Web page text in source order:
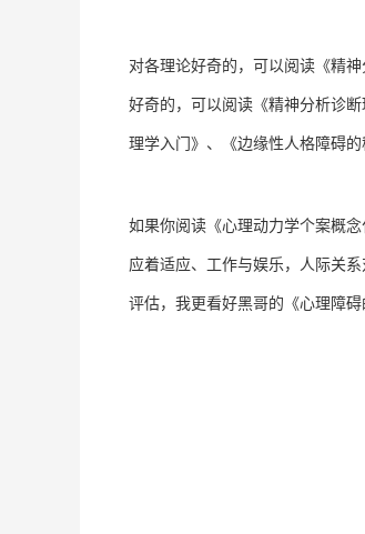
对各理论好奇的，可以阅读《精
好奇的，可以阅读《精神分析诊
理学入门》、《边缘性人格障碍的
如果你阅读《心理动力学个案概
应着适应、工作与娱乐，人际关
评估，我更看好黑哥的《心理障